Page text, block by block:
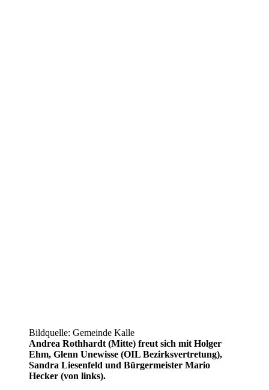
Bildquelle: Gemeinde Kalle
Andrea Rothhardt (Mitte) freut sich mit Holger
Ehm, Glenn Unewisse (OIL Bezirksvertretung),
Sandra Liesenfeld und Bürgermeister Mario
Hecker (von links).